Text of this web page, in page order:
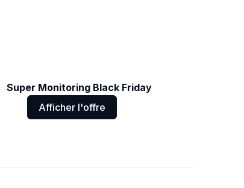
Super Monitoring Black Friday
Afficher l'offre